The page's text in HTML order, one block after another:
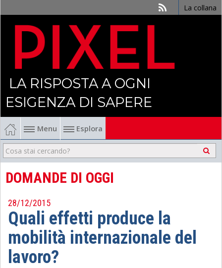
La collana
LA RISPOSTA A OGNI
ESIGENZA DI SAPERE
Menu Esplora
Economia
Management
Politica
Sociologia
Filosofia
DOMANDE DI OGGI
28/12/2015
Quali effetti produce la
mobilità internazionale del
lavoro?